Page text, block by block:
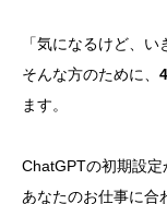
「気になるけど、
そんな方のために、
ます。
ChatGPTの初期設定
あなたのお仕事に合